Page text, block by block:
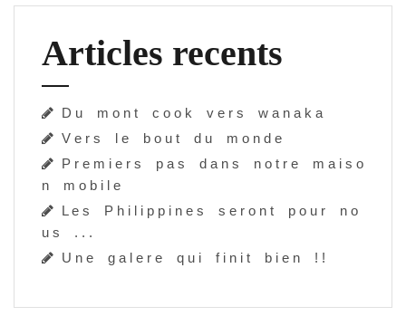
Articles recents
D u m o n t c o o k v e r s w a n a k a
V e r s l e b o u t d u m o n d e
P r e m i e r s p a s d a n s n o t r e m a i s o
n m o b i l e
L e s P h i l i p p i n e s s e r o n t p o u r n o
u s . . .
U n e g a l e r e q u i f i n i t b i e n ! !